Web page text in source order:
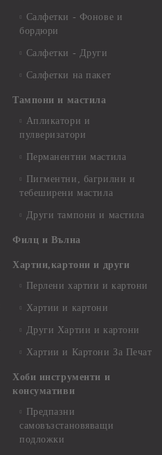
Салфетки - Фонове и
бордюри
Салфетки - Други
Салфетки на пакет
Тампони и мастила
Апликатори и
пулверизатори
Перманентни мастила
Пигментни, багрилни и
тебеширени мастила
Други тампони и мастила
Филц и Вълна
Хартии,картони и други
Перлени хартии и картони
Хартии и картони
Други Хартии и картони
Хартии и Картони За Печат
Хоби инструменти и
консумативи
Предпазни
самовъзстановяващи
подложки